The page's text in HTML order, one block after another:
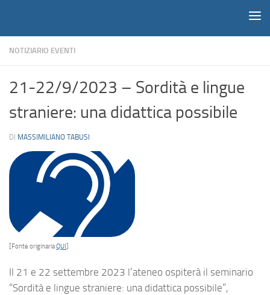
NOTIZIARIO EVENTI
21-22/9/2023 – Sordità e lingue
straniere: una didattica possibile
DI MASSIMILIANO TABUSI
[Fonte originariaQUI]
Il 21 e 22 settembre 2023 l’ateneo ospiterà il seminario
“Sordità e lingue straniere: una didattica possibile”,